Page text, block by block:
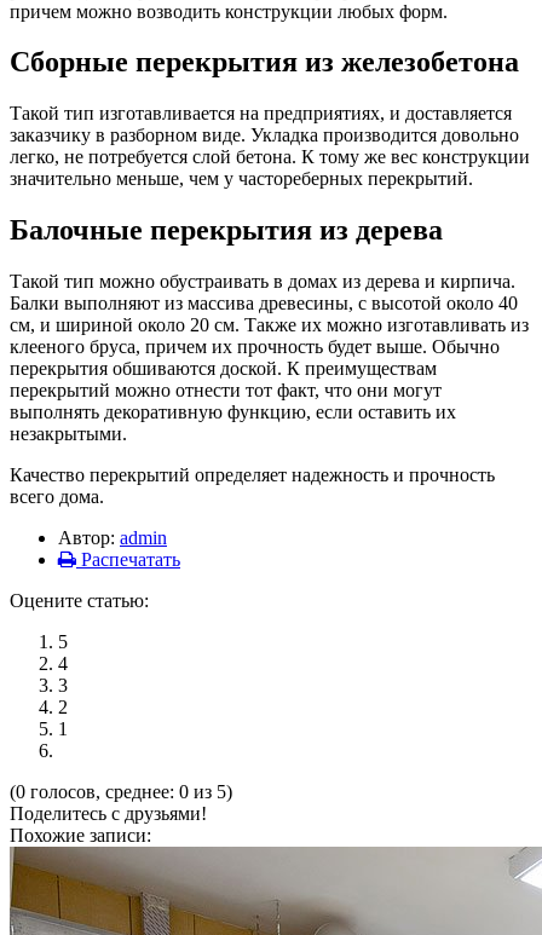
причем можно возводить конструкции любых форм.
Сборные перекрытия из железобетона
Такой тип изготавливается на предприятиях, и доставляется
заказчику в разборном виде. Укладка производится довольно
легко, не потребуется слой бетона. К тому же вес конструкции
значительно меньше, чем у частореберных перекрытий.
Балочные перекрытия из дерева
Такой тип можно обустраивать в домах из дерева и кирпича.
Балки выполняют из массива древесины, с высотой около 40
см, и шириной около 20 см. Также их можно изготавливать из
клееного бруса, причем их прочность будет выше. Обычно
перекрытия обшиваются доской. К преимуществам
перекрытий можно отнести тот факт, что они могут
выполнять декоративную функцию, если оставить их
незакрытыми.
Качество перекрытий определяет надежность и прочность
всего дома.
Автор: admin
Распечатать
Оцените статью:
5
4
3
2
1
(0 голосов, среднее: 0 из 5)
Поделитесь с друзьями!
Похожие записи: